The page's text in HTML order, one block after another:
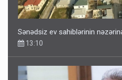
Sənədsiz ev sahiblərinin
13:10